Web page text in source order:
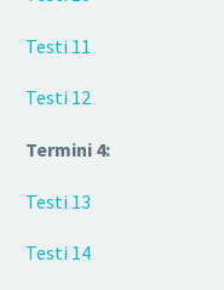
Testi 11
Testi 12
Termini 4:
Testi 13
Testi 14